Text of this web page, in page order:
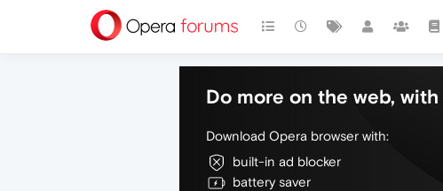
Do more on the web,
Download Opera browser with:
built-in ad blocker
battery saver